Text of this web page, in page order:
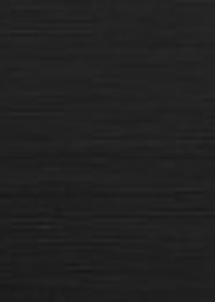
Um
você tem o